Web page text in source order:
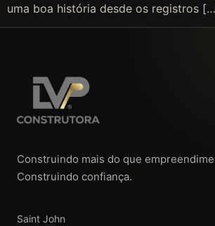
uma boa história desde os registros
Construindo mais do que
Construindo confiança.
Saint John